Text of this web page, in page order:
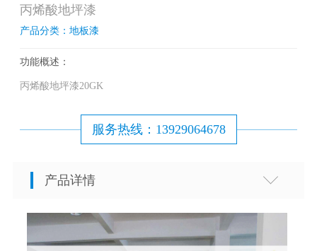
丙烯酸地坪漆
产品分类：地板漆
功能概述：
丙烯酸地坪漆20GK
服务热线：13929064678
产品详情